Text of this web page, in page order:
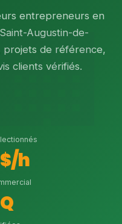
entrepreneurs en
Augustin-de-
projets de référence,
clients vérifiés.
h